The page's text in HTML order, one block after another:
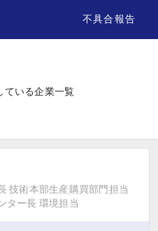
不具合報告
ている企業一覧
技術本部生産購買部門担当
ター長 環境担当